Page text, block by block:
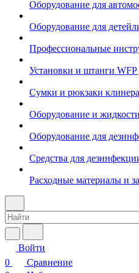
Оборудование для
Оборудование для
Профессиональные
Установки и штанги
Сумки и рюкзаки клинера
Оборудование и
Оборудование для
Средства для
Расходные материалы и
Войти
0
Сравнение